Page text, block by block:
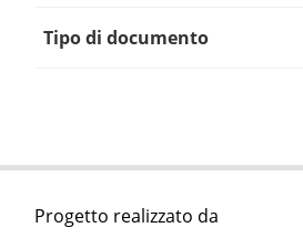
Tipo di documento
Progetto realizzato da